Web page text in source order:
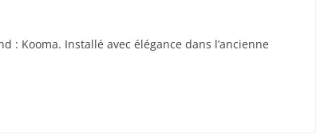
Kooma. Installé avec élégance dans l’ancienne